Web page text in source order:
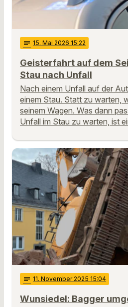
notes 15. Mai 2026 15:22
Geisterfahrt auf dem
Stau nach Unfall
Nach einem Unfall auf der
einem Stau. Statt zu warten,
seinem Wagen. Was dann
Unfall im Stau zu warten, ist
notes 11. November 2025 15:04
Wunsiedel: Bagger